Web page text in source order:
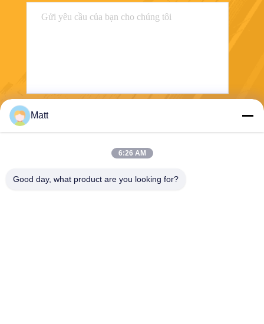
Matt
6:26 AM
Good day, what product are you looking for?